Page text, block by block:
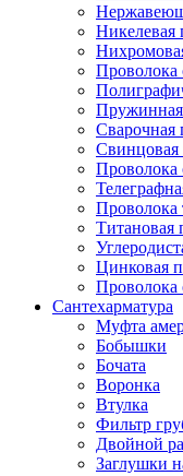
Никелевая
Проволока
Пружинная
Сварочная
Свинцовая
Проволока
Титановая
Цинковая
Проволока
Сантехарматура
Муфта
Бобышки
Бочата
Воронка
Втулка
Фильтр
Двойной
Заглушки